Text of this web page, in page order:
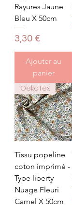
Rayures Jaune
Bleu X 50cm
Prix
3,30 €
Ajouter au
panier
OekoTex
Tissu popeline
coton imprimé -
Type liberty
Nuage Fleuri
Camel X 50cm